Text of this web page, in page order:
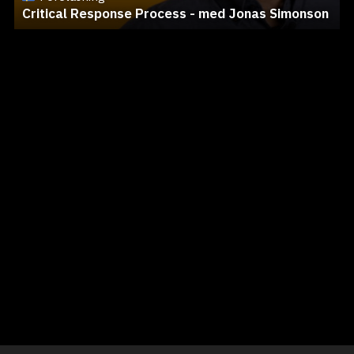
Critical Response Process - med Jonas Simonson